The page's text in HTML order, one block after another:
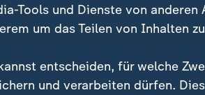
Tools und Dienste von anderen
um das Teilen von Inhalten
entscheiden, für welche
und verarbeiten dürfen.